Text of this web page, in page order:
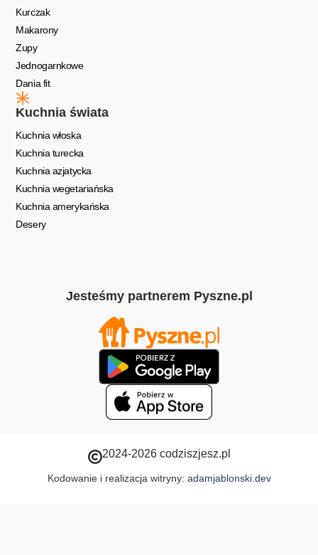
Kurczak
Makarony
Zupy
Jednogarnkowe
Dania fit
Kuchnia świata
Kuchnia włoska
Kuchnia turecka
Kuchnia azjatycka
Kuchnia wegetariańska
Kuchnia amerykańska
Desery
Jesteśmy partnerem Pyszne.pl
2024-2026 codziszjesz.pl
Kodowanie i realizacja witryny: adamjablonski.dev